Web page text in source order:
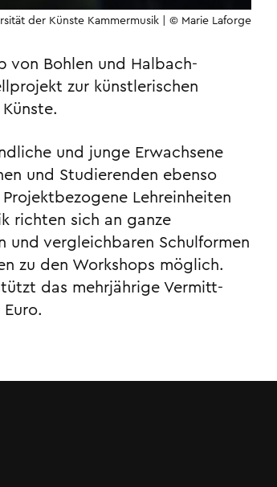
der Künste Kammermusik | © Marie Laforge
von Bohlen und Halbach-
zur künstlerischen
und junge Erwachsene
und Studierenden ebenso
Lehreinheiten
richten sich an ganze
und vergleichbaren Schulformen
zu den Workshops möglich.
das mehrjährige Vermitt­